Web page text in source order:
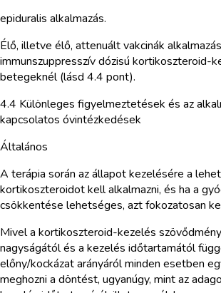
epiduralis alkalmazás.
Élő, illetve élő, attenuált vakcinák
immunszuppresszív dózisú kortikoszteroid-
betegeknél (lásd 4.4 pont).
4.4 Különleges figyelmeztetések és az
kapcsolatos óvintézkedések
Általános
A terápia során az állapot kezelésére a
kortikoszteroidot kell alkalmazni, és ha a
csökkentése lehetséges, azt fokozatosan
Mivel a kortikoszteroid-kezelés
nagyságától és a kezelés időtartamától
előny/kockázat arányáról minden esetben
meghozni a döntést, ugyanúgy, mint az